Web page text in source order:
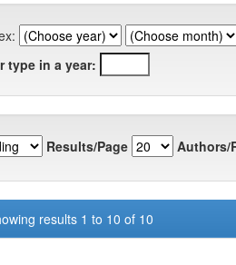
type in a year:
Results/Page Authors/
results 1 to 10 of 10